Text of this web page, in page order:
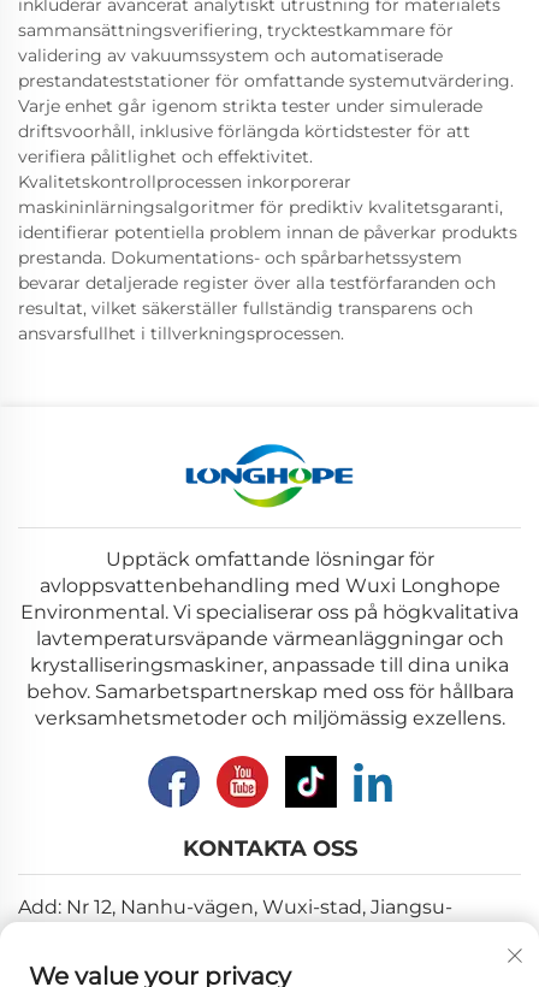
inkluderar avancerat analytiskt utrustning för materialets
sammansättningsverifiering, trycktestkammare för
validering av vakuumssystem och automatiserade
prestandateststationer för omfattande systemutvärdering.
Varje enhet går igenom strikta tester under simulerade
driftsvoorhåll, inklusive förlängda körtidstester för att
verifiera pålitlighet och effektivitet.
Kvalitetskontrollprocessen inkorporerar
maskininlärningsalgoritmer för prediktiv kvalitetsgaranti,
identifierar potentiella problem innan de påverkar produkts
prestanda. Dokumentations- och spårbarhetssystem
bevarar detaljerade register över alla testförfaranden och
resultat, vilket säkerställer fullständig transparens och
ansvarsfullhet i tillverkningsprocessen.
Upptäck omfattande lösningar för
avloppsvattenbehandling med Wuxi Longhope
Environmental. Vi specialiserar oss på högkvalitativa
lavtemperatursväpande värmeanläggningar och
krystalliseringsmaskiner, anpassade till dina unika
behov. Samarbetspartnerskap med oss för hållbara
verksamhetsmetoder och miljömässig exzellens.
KONTAKTA OSS
Add: Nr 12, Nanhu-vägen, Wuxi-stad, Jiangsu-
E-post:[email protected]
We value your privacy